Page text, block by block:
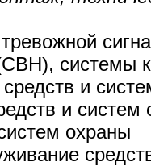
системы
и
и систем
охраны